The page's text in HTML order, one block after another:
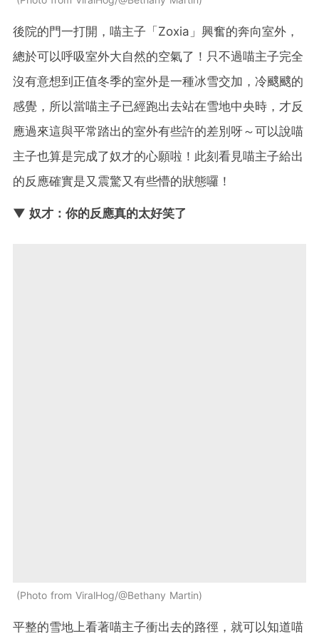
後院的門一打開，喵主子「Zoxia」興奮的奔向室外，
總於可以呼吸室外大自然的空氣了！只不過喵主子完全
沒有意想到正值冬季的室外是一種冰雪交加，冷颼颼的
感覺，所以當喵主子已經跑出去站在雪地中央時，才反
應過來這與平常踏出的室外有些許的差別呀～可以說喵
主子也算是完成了奴才的心願啦！此刻看見喵主子給出
的反應確實是又震驚又有些懵的狀態囉！
▼ 奴才：你的反應真的太好笑了
Photo from ViralHog/@Bethany Martin
平整的雪地上看著喵主子衝出去的路徑，就可以知道喵